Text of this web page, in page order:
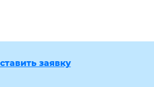
заявку